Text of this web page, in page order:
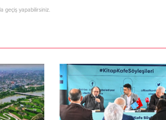
geçiş yapabilirsiniz.